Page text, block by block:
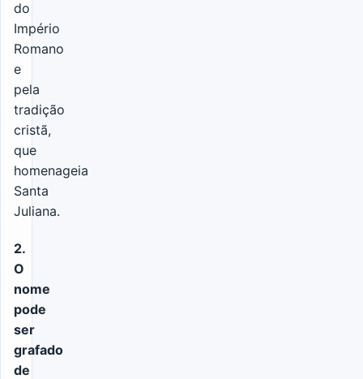
do
Império
Romano
e
pela
tradição
cristã,
que
homenageia
Santa
Juliana.
2.
O
nome
pode
ser
grafado
de